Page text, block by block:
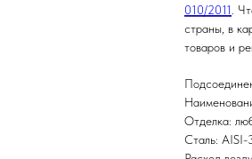
010/2011.
страны, в
товаров и
Отделка:
Сталь: AISI-